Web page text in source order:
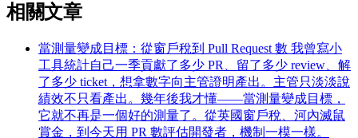
相關文章
當測量變成目標：從窗戶稅到 Pull Request 數 我曾寫小
工具統計自己一季貢獻了多少 PR、留了多少 review、解
了多少 ticket，想拿數字向主管證明產出。主管只淡淡說
績效不只看產出。幾年後我才懂——當測量變成目標，
它就不再是一個好的測量了。從英國窗戶稅、河內滅鼠
賞金，到今天用 PR 數評估開發者，機制一模一樣。